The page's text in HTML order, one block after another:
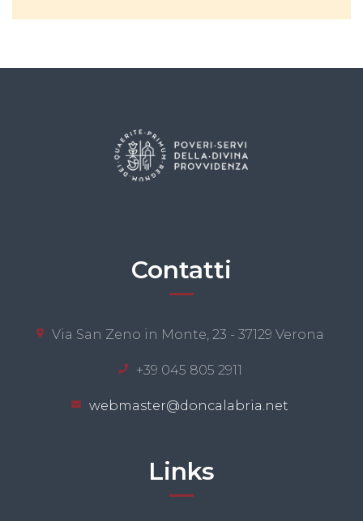
Contatti
Via San Zeno in Monte, 23 - 37129 Verona
+39 045 805 2911
webmaster@doncalabria.net
Links